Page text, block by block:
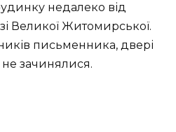
недалеко від
Великої Житомирської.
письменника, двері
не зачинялися.